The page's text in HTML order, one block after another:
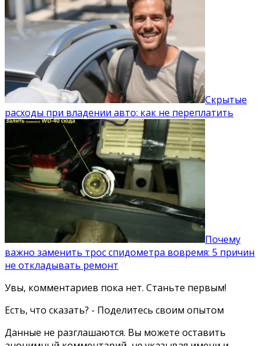
Скрытые
расходы при владении авто: как не переплатить
Почему
важно заменить трос спидометра вовремя: 5 причин
не откладывать ремонт
Увы, комментариев пока нет. Станьте первым!
Есть, что сказать? - Поделитесь своим опытом
Данные не разглашаются. Вы можете оставить